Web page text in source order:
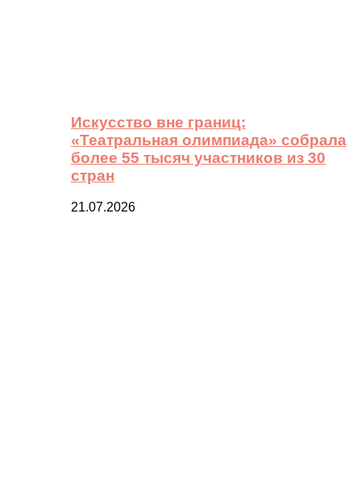
Искусство вне границ:
«Театральная олимпиада» собрала
более 55 тысяч участников из 30
стран
21.07.2026